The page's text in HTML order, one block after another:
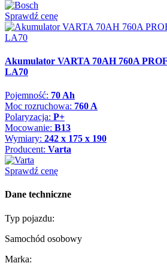
Sprawdź cenę
Akumulator VARTA 70AH 760A
LA70
Pojemność: 70 Ah
Moc rozruchowa: 760 A
Polaryzacja: P+
Mocowanie: B13
Wymiary: 242 x 175 x 190
Producent: Varta
Sprawdź cenę
Dane techniczne
Typ pojazdu:
Samochód osobowy
Marka: